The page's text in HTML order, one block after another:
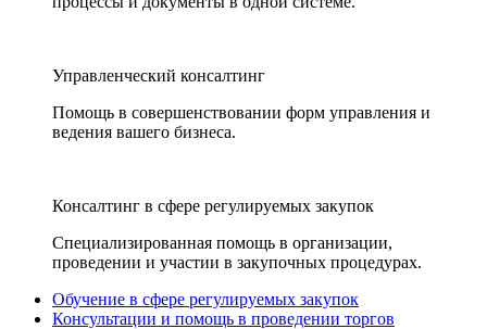
Управленческий консалтинг
Помощь в совершенствовании форм управления и
ведения вашего бизнеса.
Консалтинг в сфере регулируемых закупок
Специализированная помощь в организации,
проведении и участии в закупочных процедурах.
Обучение в сфере регулируемых закупок
Консультации и помощь в проведении торгов